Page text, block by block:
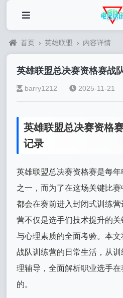
首页 › 英雄联盟 › 内容详情
英雄联盟总决赛资格赛战
barry1212 2025-11-21
英雄联盟总决赛资格
记录
英雄联盟总决赛资格赛是每
之一，而为了在这场关键比
都会在赛前进入封闭式训练
营不仅是选手们技术提升的
与心理素质的全面考验。本
战队训练营的日常生活，从
理辅导，全面解析职业选手
的。